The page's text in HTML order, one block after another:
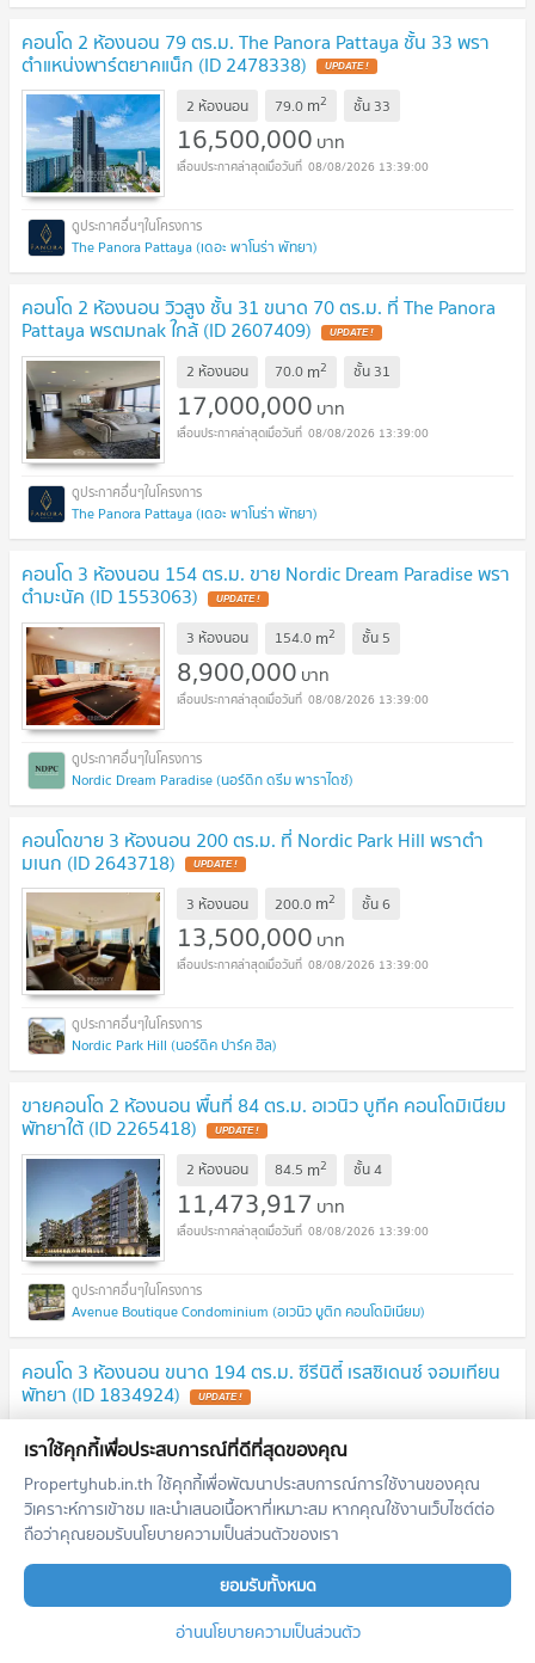
คอนโด 2 ห้องนอน 79 ตร.ม. The Panora Pattaya ชั้น 33 พรา
ตำแหน่งพาร์ตยาคแน็ก (ID 2478338) UPDATE !
2 ห้องนอน 79.0 m2 ชั้น 33
16,500,000 บาท
08/08/2026 13:39:00
The Panora Pattaya (เดอะ พาโนร่า พัทยา)
คอนโด 2 ห้องนอน วิวสูง ชั้น 31 ขนาด 70 ตร.ม. ที่ The Panora
Pattaya พรตมnak ใกล้ (ID 2607409) UPDATE !
2 ห้องนอน 70.0 m2 ชั้น 31
17,000,000 บาท
08/08/2026 13:39:00
The Panora Pattaya (เดอะ พาโนร่า พัทยา)
คอนโด 3 ห้องนอน 154 ตร.ม. ขาย Nordic Dream Paradise พรา
ตำมะนัค (ID 1553063) UPDATE !
3 ห้องนอน 154.0 m2 ชั้น 5
8,900,000 บาท
08/08/2026 13:39:00
Nordic Dream Paradise (นอร์ดิก ดรีม พาราไดซ์)
คอนโดขาย 3 ห้องนอน 200 ตร.ม. ที่ Nordic Park Hill พราตำ
มเนก (ID 2643718) UPDATE !
3 ห้องนอน 200.0 m2 ชั้น6
13,500,000 บาท
08/08/2026 13:39:00
Nordic Park Hill (นอร์ดิค ปาร์ค ฮิล)
ขายคอนโด 2 ห้องนอน พื้นที่ 84 ตร.ม. อเวนิว บูทีค คอนโดมิเนียม
พัทยาใต้ (ID 2265418) UPDATE !
2 ห้องนอน 84.5 m2 ชั้น4
11,473,917 บาท
08/08/2026 13:39:00
Avenue Boutique Condominium (อเวนิว บูติก คอนโดมิเนียม)
คอนโด 3 ห้องนอน ขนาด 194 ตร.ม. ซีรีนิตี้ เรสซิเดนซ์ จอมเทียน
พัทยา (ID 1834924) UPDATE !
3 ห้องนอน
12,250,000
08/08/2026 13:39:00
Serenity Residence Jomtien (เซเรนิตี้ เรสซิเดนซ์ จอมเทียน)
คอนโด 1 ห้องนอน ชั้น 23 ขนาด 71 ตร.ม. ขาย The Sands
เราใช้คุกกี้เพื่อประสบการณ์ที่ดีที่สุดของคุณ
Propertyhub.in.th ใช้คุกกี้เพื่อพัฒนาประสบการณ์การใช้งานของคุณ
วิเคราะห์การเข้าชม และนำเสนอเนื้อหาที่เหมาะสม หากคุณใช้งานเว็บไซต์ต่อ
ถือว่าคุณยอมรับนโยบายความเป็นส่วนตัวของเรา
ยอมรับทั้งหมด
อ่านนโยบายความเป็นส่วนตัว